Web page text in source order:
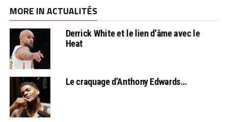
MORE IN ACTUALITÉS
Derrick White et le lien d’âme avec le
Heat
Le craquage d’Anthony Edwards…